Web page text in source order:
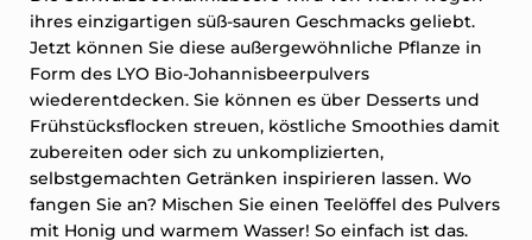
ihres einzigartigen süß-sauren Geschmacks geliebt.
Jetzt können Sie diese außergewöhnliche Pflanze in
Form des LYO Bio-Johannisbeerpulvers
wiederentdecken. Sie können es über Desserts und
Frühstücksflocken streuen, köstliche Smoothies damit
zubereiten oder sich zu unkomplizierten,
selbstgemachten Getränken inspirieren lassen. Wo
fangen Sie an? Mischen Sie einen Teelöffel des Pulvers
mit Honig und warmem Wasser! So einfach ist das.